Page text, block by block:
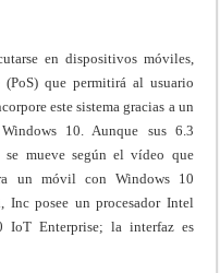
en dispositivos móviles,
(PoS) que permitirá al usuario
este sistema gracias a un
10. Aunque sus 6.3
mueve según el vídeo que
un móvil con Windows 10
posee un procesador Intel
IoT Enterprise; la interfaz es